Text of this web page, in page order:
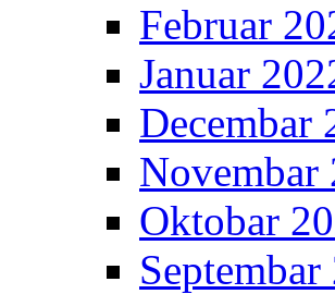
Februar
Januar
Decembar
Novembar
Oktobar